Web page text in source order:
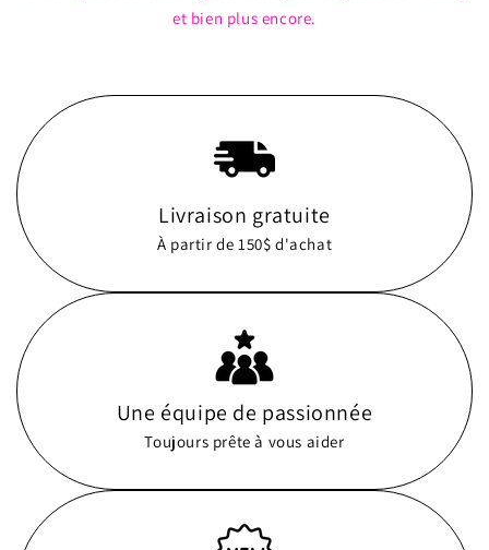
et bien plus encore.
Livraison gratuite
À partir de 150$ d'achat
Une équipe de passionnée
Toujours prête à vous aider